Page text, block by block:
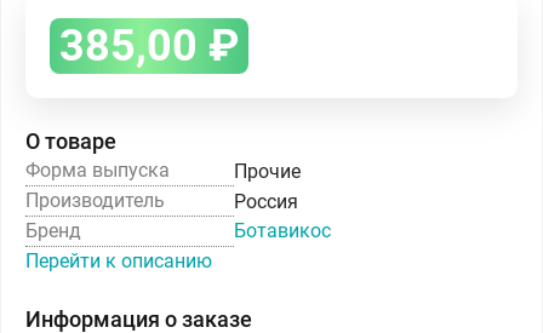
385,00 ₽
О товаре
Форма выпуска
Прочие
Производитель
Россия
Бренд
Ботавикос
Перейти к описанию
Информация о заказе